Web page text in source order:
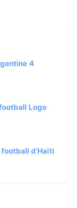
4
Logo
football d’Haïti